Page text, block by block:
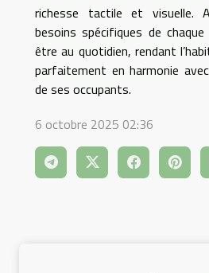
richesse tactile et visuelle.
besoins spécifiques de
être au quotidien, rendant
parfaitement en harmonie
de ses occupants.
6 octobre 2025 02:36